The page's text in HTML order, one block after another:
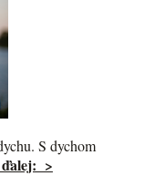
S dychom
>